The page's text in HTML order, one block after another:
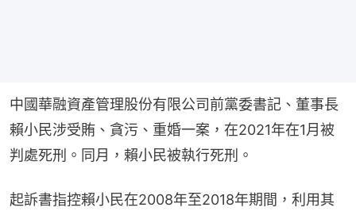
中國華融資產管理股份有限公司前黨委書記、董事長
賴小民涉受賄、貪污、重婚一案，在2021年在1月被
判處死刑。同月，賴小民被執行死刑。
起訴書指控賴小民在2008年至2018年期間，利用其